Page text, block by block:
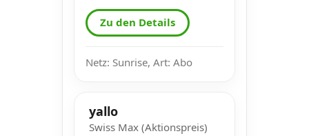
Zu den Details
Netz: Sunrise, Art: Abo
yallo
Swiss Max (Aktionspreis)